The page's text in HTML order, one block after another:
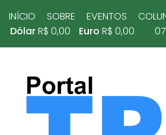
INÍCIO SOBRE EVENTOS
DólarR$ 0,00 Euro R$ 0,00